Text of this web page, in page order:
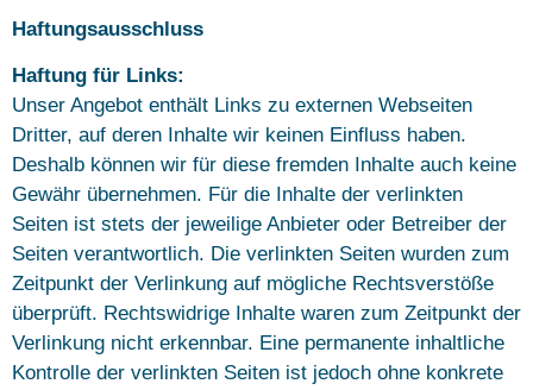
Haftungsausschluss
Haftung für Links:
Unser Angebot enthält Links zu externen Webseiten
Dritter, auf deren Inhalte wir keinen Einfluss haben.
Deshalb können wir für diese fremden Inhalte auch keine
Gewähr übernehmen. Für die Inhalte der verlinkten
Seiten ist stets der jeweilige Anbieter oder Betreiber der
Seiten verantwortlich. Die verlinkten Seiten wurden zum
Zeitpunkt der Verlinkung auf mögliche Rechtsverstöße
überprüft. Rechtswidrige Inhalte waren zum Zeitpunkt der
Verlinkung nicht erkennbar. Eine permanente inhaltliche
Kontrolle der verlinkten Seiten ist jedoch ohne konkrete